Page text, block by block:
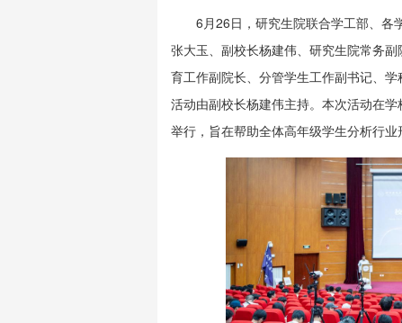
6月26日，研究生院联合学工部、各
张大玉、副校长杨建伟、研究生院常务
育工作副院长、分管学生工作副书记、
活动由副校长杨建伟主持。本次活动在
举行，旨在帮助全体高年级学生分析行